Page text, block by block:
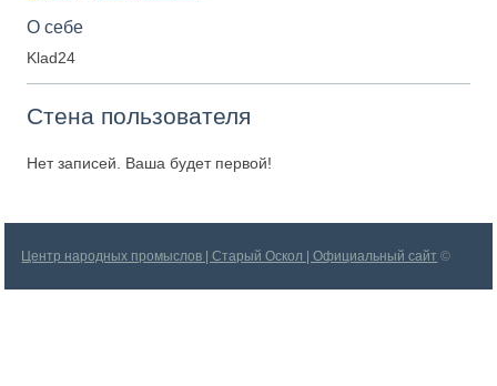
О себе
Klad24
Стена пользователя
Нет записей. Ваша будет первой!
Центр народных промыслов | Старый Оскол | Официальный сайт ©